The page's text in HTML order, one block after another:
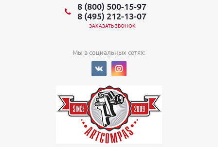
8 (800) 500-15-97
8 (495) 212-13-07
ЗАКАЗАТЬ ЗВОНОК
Мы в социальных сетях: